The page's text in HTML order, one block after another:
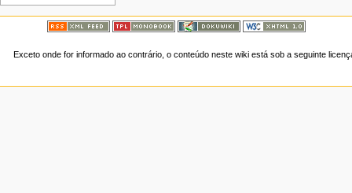
Exceto onde for informado ao contrário, o conteúdo neste wiki está sob a seguinte